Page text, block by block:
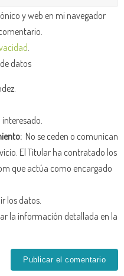
y web en mi navegador
datos
No se ceden o comunican
El Titular ha contratado los
que actúa como encargado
los datos.
la información detallada en la